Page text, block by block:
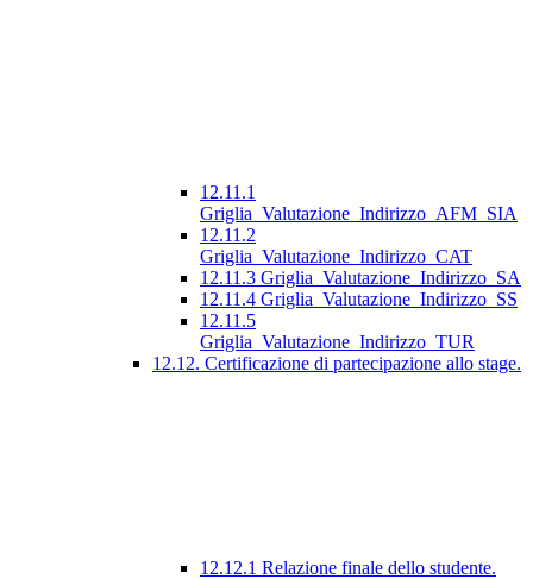
12.11.1
Griglia_Valutazione_Indirizzo_AFM_SIA
12.11.2
Griglia_Valutazione_Indirizzo_CAT
12.11.3 Griglia_Valutazione_Indirizzo_SA
12.11.4 Griglia_Valutazione_Indirizzo_SS
12.11.5
Griglia_Valutazione_Indirizzo_TUR
12.12. Certificazione di partecipazione allo stage.
12.12.1 Relazione finale dello studente.